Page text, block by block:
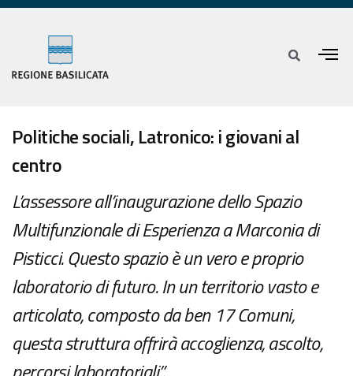
Politiche sociali, Latronico: i giovani al
centro
L’assessore all’inaugurazione dello Spazio
Multifunzionale di Esperienza a Marconia di
Pisticci. Questo spazio è un vero e proprio
laboratorio di futuro. In un territorio vasto e
articolato, composto da ben 17 Comuni,
questa struttura offrirà accoglienza, ascolto,